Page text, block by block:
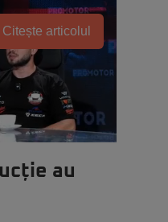
Citește articolul
au